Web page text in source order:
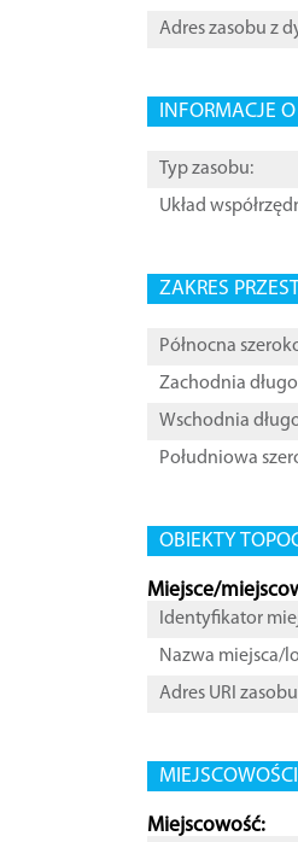
Adres zasobu z
INFORMACJE
Typ zasobu:
Układ
ZAKRES
Północna
Zachodnia
Wschodnia
Południowa
OBIEKTY
Miejsce/
Identyfikator
Nazwa miejsca/
Adres URI
Miejscowość: